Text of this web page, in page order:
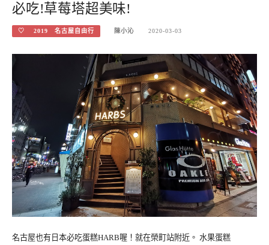
必吃!草莓塔超美味!
♡ 2019 名古屋自由行 陳小沁 2020-03-03
名古屋也有日本必吃蛋糕HARB喔！就在榮町站附近。 水果蛋糕